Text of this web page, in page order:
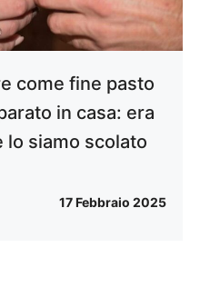
come fine pasto
in casa: era
lo siamo scolato
17 Febbraio 2025